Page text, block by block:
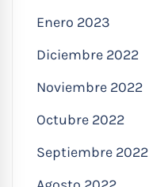
Enero 2023
Diciembre 2022
Noviembre 2022
Octubre 2022
Septiembre 2022